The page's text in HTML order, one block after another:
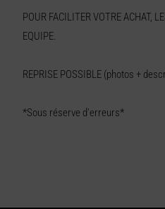
POUR FACILITER VOTRE ACHAT,
EQUIPE.
REPRISE POSSIBLE (photos +
*Sous réserve d'erreurs*